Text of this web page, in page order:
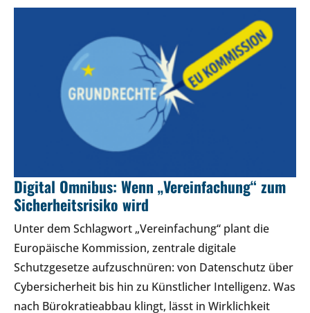
Digital Omnibus: Wenn „Vereinfachung“ zum
Sicherheitsrisiko wird
Unter dem Schlagwort „Vereinfachung“ plant die
Europäische Kommission, zentrale digitale
Schutzgesetze aufzuschnüren: von Datenschutz über
Cybersicherheit bis hin zu Künstlicher Intelligenz. Was
nach Bürokratieabbau klingt, lässt in Wirklichkeit